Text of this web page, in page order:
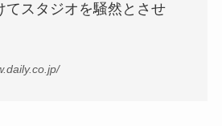
てスタジオを騒然とさせ